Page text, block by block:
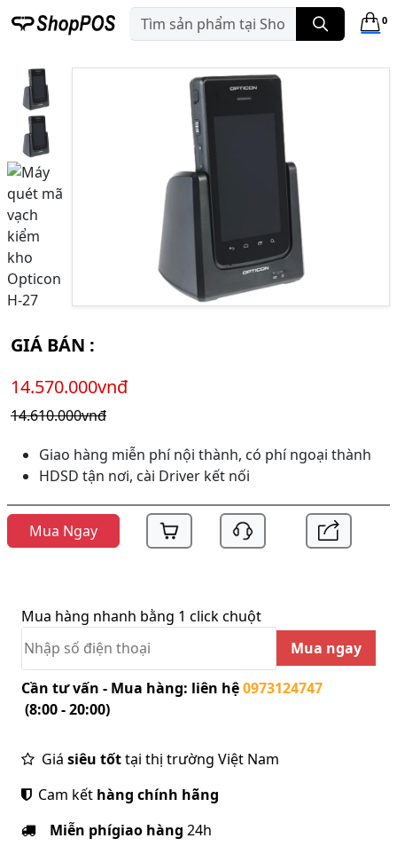
0
GIÁ BÁN :
14.570.000vnđ
14.610.000vnđ
Giao hàng miễn phí nội thành, có phí ngoại thành
HDSD tận nơi, cài Driver kết nối
Mua Ngay
Mua hàng nhanh bằng 1 click chuột
Mua ngay
Cần tư vấn - Mua hàng: liên hệ0973124747
(8:00 - 20:00)
Giá siêu tốttại thị trường Việt Nam
Cam kết hàng chính hãng
Miễn phígiao hàng 24h